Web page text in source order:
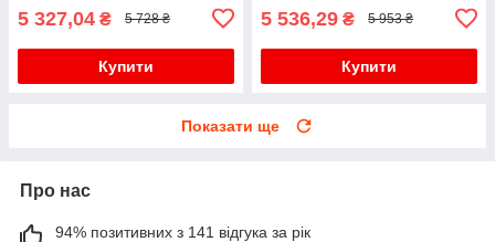
5 327,04 ₴ 5 728 ₴
Купити
5 536,29 ₴ 5 953 ₴
Купити
Показати ще
Про нас
94% позитивних з 141 відгука за рік